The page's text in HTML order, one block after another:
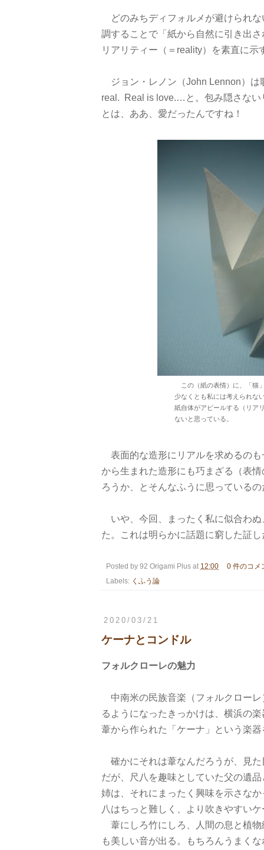
どのみちディフォルメが避けられ
調することで「紙から自然に引き出
リアリティー（＝reality）を素直に示
ジョン・レノン（John Lennon）は
real. Real is love.…と。包み隠さない
とは、ああ、愛だったんですね！
この（紙の表情）に、「猫
少なくとも私には考えられな
紙自体がアピールする（リア
ないと思っ
表面的な造形にリアルを求めるの
から生まれた造形にも巧まざる（表
ろうか、とそんなふうに思っているの
いや、今回、まったく私に似合わ
た。これは明らかに話題に窮した証し
Posted by 92 Origami Plus at 12:00
0 件のコメ
Labels: くふう論
2020/03/21
ケーナとコンドル
フォルクローレの魅力
中南米の民族音楽（フォルクロー
るようになったきっかけは、横浜の
葦から作られた「ケーナ」という楽
確かにそれは葦なんだろうが、見
だが、尺八を趣味としていた父の遺
姉は、それにまったく興味を示さな
八はちっと難しく、より吹きやすい
葦にしろ竹にしろ、人間の息と植
も美しい音が出る。もちろんうまく